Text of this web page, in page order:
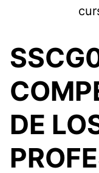
DE